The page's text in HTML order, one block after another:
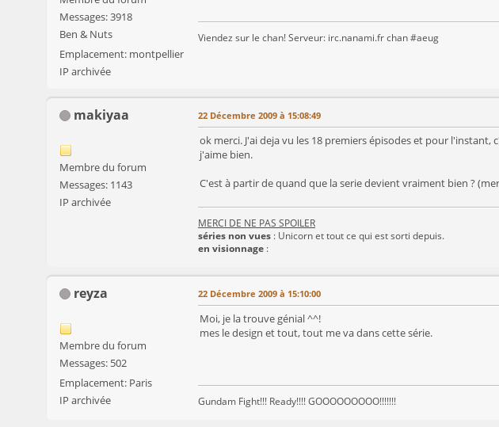
Messages: 3918
Ben & Nuts
Emplacement: montpellier
IP archivée
Viendez sur le chan! Serveur: irc.nanami.fr chan #aeug
makiyaa
Membre du forum
Messages: 1143
IP archivée
22 Décembre 2009 à 15:08:49
ok merci. J'ai deja vu les 18 premiers épisodes et pour l'instant,
j'aime bien.
C'est à partir de quand que la serie devient vraiment bien ?
MERCI DE NE PAS SPOILER
séries non vues : Unicorn et tout ce qui est sorti depuis.
en visionnage :
reyza
Membre du forum
Messages: 502
Emplacement: Paris
IP archivée
22 Décembre 2009 à 15:10:00
Moi, je la trouve génial ^^!
mes le design et tout, tout me va dans cette série.
Gundam Fight!!! Ready!!!! GOOOOOOOOO!!!!!!!